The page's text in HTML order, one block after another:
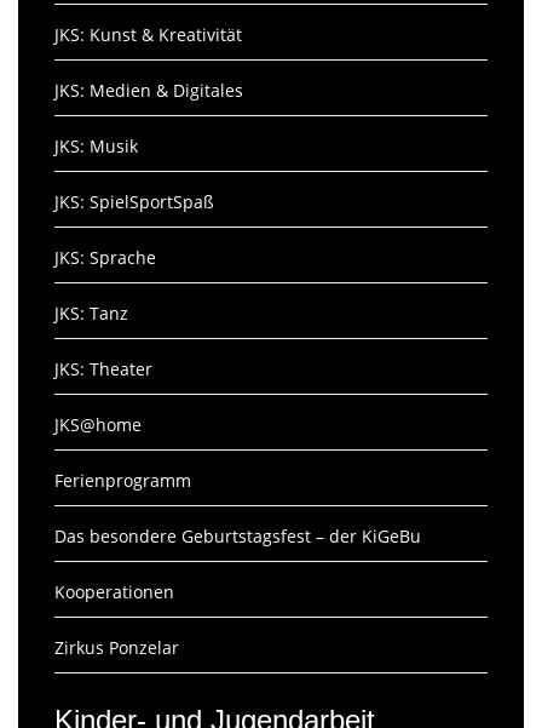
JKS: Kunst & Kreativität
JKS: Medien & Digitales
JKS: Musik
JKS: SpielSportSpaß
JKS: Sprache
JKS: Tanz
JKS: Theater
JKS@home
Ferienprogramm
Das besondere Geburtstagsfest – der KiGeBu
Kooperationen
Zirkus Ponzelar
Kinder- und Jugendarbeit